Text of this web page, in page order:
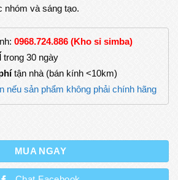
nhóm và sáng tạo.
0968.724.886 (Kho sỉ simba)
trong 30 ngày
tận nhà (bán kính <10km)
nếu sản phẩm không phải chính hãng
MUA NGAY